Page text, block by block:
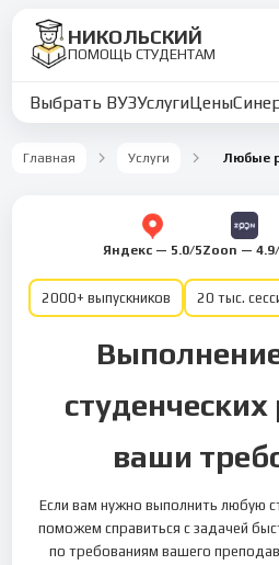
НИКОЛЬСКИЙ
ПОМОЩЬ СТУДЕНТАМ
Выбрать ВУЗУслугиЦены
Главная Услуги Любые
Яндекс — 5.0/5Zoon —
2000+ выпускников 20 тыс.
ваши
Если вам нужно выполнить любую
поможем справиться с задачей
по требованиям вашего